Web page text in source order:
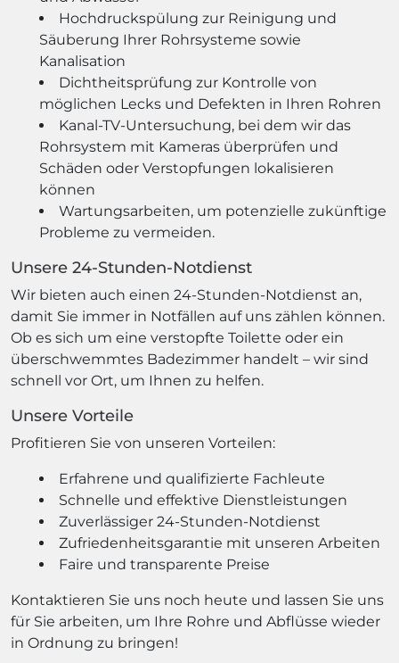
Hochdruckspülung zur Reinigung und
Säuberung Ihrer Rohrsysteme sowie
Kanalisation
Dichtheitsprüfung zur Kontrolle von
möglichen Lecks und Defekten in Ihren Rohren
Kanal-TV-Untersuchung, bei dem wir das
Rohrsystem mit Kameras überprüfen und
Schäden oder Verstopfungen lokalisieren
können
Wartungsarbeiten, um potenzielle zukünftige
Probleme zu vermeiden.
Unsere 24-Stunden-Notdienst
Wir bieten auch einen 24-Stunden-Notdienst an,
damit Sie immer in Notfällen auf uns zählen können.
Ob es sich um eine verstopfte Toilette oder ein
überschwemmtes Badezimmer handelt – wir sind
schnell vor Ort, um Ihnen zu helfen.
Unsere Vorteile
Profitieren Sie von unseren Vorteilen:
Erfahrene und qualifizierte Fachleute
Schnelle und effektive Dienstleistungen
Zuverlässiger 24-Stunden-Notdienst
Zufriedenheitsgarantie mit unseren Arbeiten
Faire und transparente Preise
Kontaktieren Sie uns noch heute und lassen Sie uns
für Sie arbeiten, um Ihre Rohre und Abflüsse wieder
in Ordnung zu bringen!